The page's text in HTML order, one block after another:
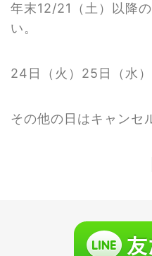
年末12/21（土）以降
い。
24日（火）25日（水）
その他の日はキャンセ